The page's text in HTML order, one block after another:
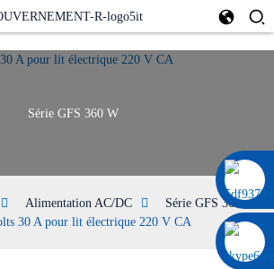
0086 13322920697
Série GFS 360 W
Alimentation AC/DC
Série GFS 360 W
30 A pour lit électrique 220 V CA